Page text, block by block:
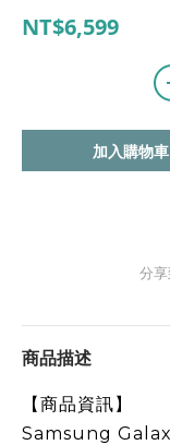
NT$6,599
加入購物車
分享
商品描述
【商品資訊】
Samsung